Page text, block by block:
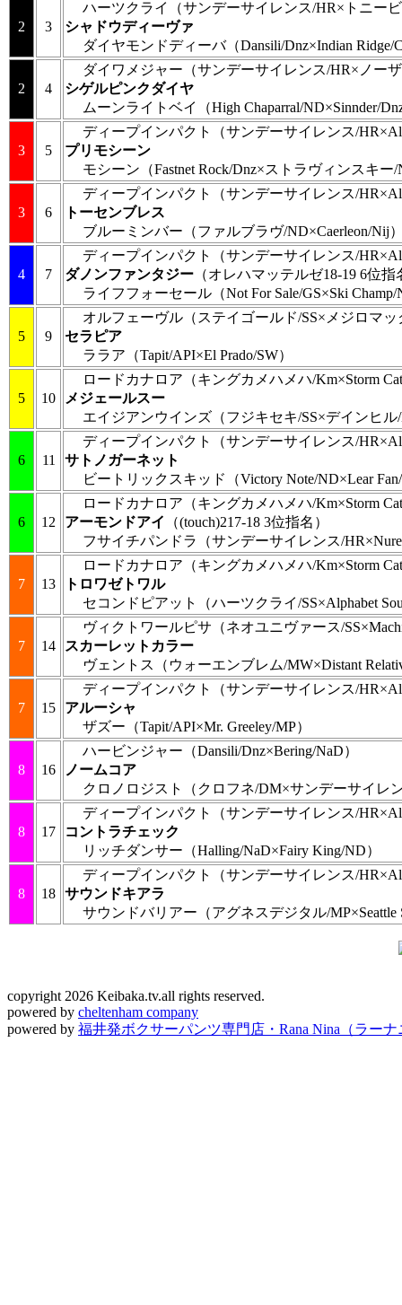
2 3
ハーツクライ
（サンデーサイレンス/HR×トニー
シャドウディーヴァ
ダイヤモンドディーバ（Dansili/Dnz×Indian Ridge/
2 4
ダイワメジャー （サンデーサイレンス/HR×ノー
シゲルピンクダイヤ
ムーンライトベイ
（High Chaparral/ND×Sinnder/
3 5
ディープインパクト
（サンデーサイレンス/
プリモシーン
モシーン （Fastnet Rock/Dnz×ストラヴィンスキー
3 6
ディープインパクト
（サンデーサイレンス/
トーセンブレス
ブルーミンバー （ファルブラヴ/ND×Caerleon/Nij
4 7
ディープインパクト
（サンデーサイレンス/
ダノンファンタジー （オレハマッテルゼ18-19 6位指
ライフフォーセール （Not For Sale/GS×Ski Champ/
5 9
オルフェーヴル （ステイゴールド/SS×メジロマ
セラピア
ララア （Tapit/API×El Prado/SW）
5 10
ロードカナロア （キングカメハメハ/Km×Storm
メジェールスー
エイジアンウインズ （フジキセキ/SS×デインヒル
6 11
ディープインパクト
（サンデーサイレンス/
サトノガーネット
ビートリックスキッド
（Victory Note/ND×Lear
6 12
ロードカナロア （キングカメハメハ/Km×Storm
アーモンドアイ
（(touch)217-18 3位指名）
フサイチパンドラ
（サンデーサイレンス/
7 13
ロードカナロア （キングカメハメハ/Km×Storm
トロワゼトワル
セコンドピアット
（ハーツクライ/SS×Alphabet
7 14
ヴィクトワールピサ （ネオユニヴァース/
スカーレットカラー
ヴェントス
（ウォーエンブレム/MW×Distant
7 15
ディープインパクト
（サンデーサイレンス/
アルーシャ
ザズー （Tapit/API×Mr. Greeley/MP）
8 16
ハービンジャー （Dansili/Dnz×Bering/NaD）
ノームコア
クロノロジスト
（クロフネ/DM×サンデーサイレ
8 17
ディープインパクト
（サンデーサイレンス/
コントラチェック
リッチダンサー （Halling/NaD×Fairy King/ND）
8 18
ディープインパクト
（サンデーサイレンス/
サウンドキアラ
サウンドバリアー （アグネスデジタル/
copyright 2026 Keibaka.tv.all rights reserved.
powered by cheltenham company
powered by 福井発ボクサーパンツ専門店・Rana Nina（ラー